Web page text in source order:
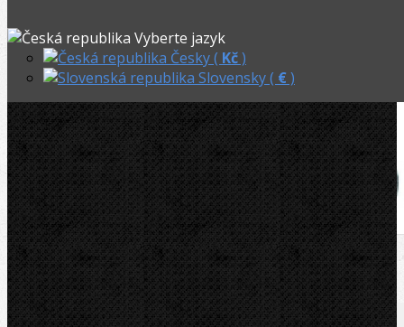
Vyberte jazyk
Česky ( Kč)
Slovensky ( €)
REMS Usazovací železa pro narážecí
kotvy M 12
U nás zaplatíte
478,00Kč
U nás zaplatíte s DPH